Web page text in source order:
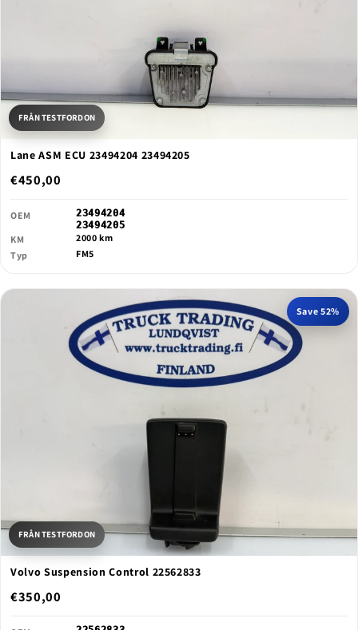
FRÅN TESTFORDON
Lane ASM ECU 23494204 23494205
€450,00
OEM
23494204
23494205
KM
2000 km
Typ
FM5
Save 52%
FRÅN TESTFORDON
Volvo Suspension Control 22562833
€350,00